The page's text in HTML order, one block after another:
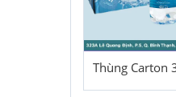
Thùng Carton